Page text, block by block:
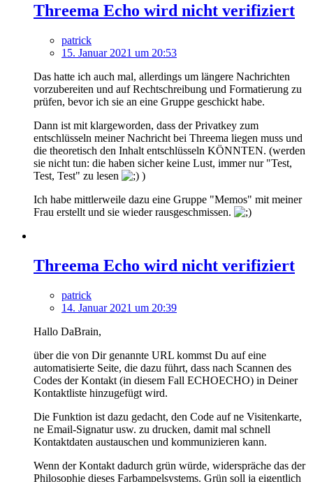
Threema Echo wird nicht verifiziert
patrick
15. Januar 2021 um 20:53
Das hatte ich auch mal, allerdings um längere Nachrichten
vorzubereiten und auf Rechtschreibung und Formatierung zu
prüfen, bevor ich sie an eine Gruppe geschickt habe.
Dann ist mit klargeworden, dass der Privatkey zum
entschlüsseln meiner Nachricht bei Threema liegen muss und
die theoretisch den Inhalt entschlüsseln KÖNNTEN. (werden
sie nicht tun: die haben sicher keine Lust, immer nur "Test,
Test, Test" zu lesen
)
Ich habe mittlerweile dazu eine Gruppe "Memos" mit meiner
Frau erstellt und sie wieder rausgeschmissen.
Threema Echo wird nicht verifiziert
patrick
14. Januar 2021 um 20:39
Hallo DaBrain,
über die von Dir genannte URL kommst Du auf eine
automatisierte Seite, die dazu führt, dass nach Scannen des
Codes der Kontakt (in diesem Fall ECHOECHO) in Deiner
Kontaktliste hinzugefügt wird.
Die Funktion ist dazu gedacht, den Code auf ne Visitenkarte,
ne Email-Signatur usw. zu drucken, damit mal schnell
Kontaktdaten austauschen und kommunizieren kann.
Wenn der Kontakt dadurch grün würde, widerspräche das der
Philosophie dieses Farbampelsystems. Grün soll ja eigentlich